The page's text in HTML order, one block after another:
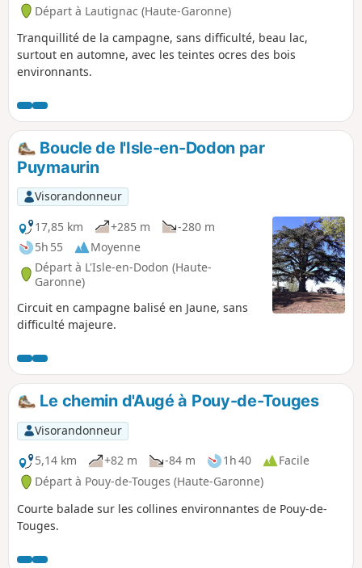
Départ à Lautignac (Haute-Garonne)
Tranquillité de la campagne, sans difficulté, beau lac,
surtout en automne, avec les teintes ocres des bois
environnants.
Boucle de l'Isle-en-Dodon par
Puymaurin
Visorandonneur
17,85 km
+285 m
-280 m
5h 55
Moyenne
Départ à L'Isle-en-Dodon (Haute-
Garonne)
Circuit en campagne balisé en Jaune, sans
difficulté majeure.
Le chemin d'Augé à Pouy-de-Touges
Visorandonneur
5,14 km
+82 m -84 m 1h 40
Facile
Départ à Pouy-de-Touges (Haute-Garonne)
Courte balade sur les collines environnantes de Pouy-de-
Touges.